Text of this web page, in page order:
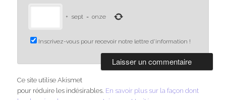
+ sept = onze
Inscrivez-vous pour recevoir notre lettre d'information !
Ce site utilise Akismet
pour réduire les indésirables. En savoir plus sur la façon dont